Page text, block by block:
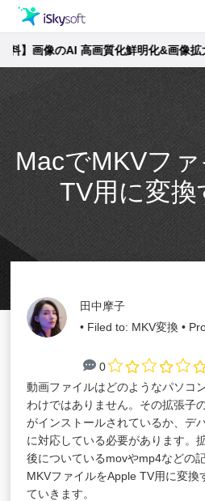
製品
Utility
製品活用事例
ストア
サポート
画像のAI 高画質化鮮明化&画像拡大
MacでMKVフ
TV用に変換
田中摩子
• Filed to: MKV変換 •
0
動画ファイルはどのようなパソコ
わけではありません。その拡張子
がインストールされているか、デ
に対応している必要があります。
後についているmovやmp4などの
MKVファイルをApple TV用に変換
ていきます。